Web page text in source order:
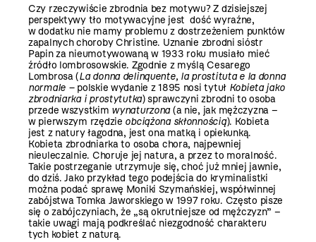
Czy rzeczywiście zbrodnia bez motywu? Z dzisiejszej
perspektywy tło motywacyjne jest dość wyraźne,
w dodatku nie mamy problemu z dostrzeżeniem punktów
zapalnych choroby Christine. Uznanie zbrodni sióstr
Papin za nieumotywowaną w 1933 roku musiało mieć
źródło lombrosowskie. Zgodnie z myślą Cesarego
Lombrosa (La donna delinquente, la prostituta e la donna
normale –polskie wydanie z 1895 nosi tytuł Kobieta jako
zbrodniarka i prostytutka) sprawczyni zbrodni to osoba
przede wszystkim wynaturzona(a nie, jak mężczyzna –
w pierwszym rzędzie obciążona skłonnością). Kobieta
jest z natury łagodna, jest ona matką i opiekunką.
Kobieta zbrodniarka to osoba chora, najpewniej
nieuleczalnie. Choruje jej natura, a przez to moralność.
Takie postrzeganie utrzymuje się, choć już mniej jawnie,
do dziś. Jako przykład tego podejścia do kryminalistki
można podać sprawę Moniki Szymańskiej, współwinnej
zabójstwa Tomka Jaworskiego w 1997 roku. Często pisze
się o zabójczyniach, że „są okrutniejsze od mężczyzn” –
takie uwagi mają podkreślać niezgodność charakteru
tych kobiet z naturą.